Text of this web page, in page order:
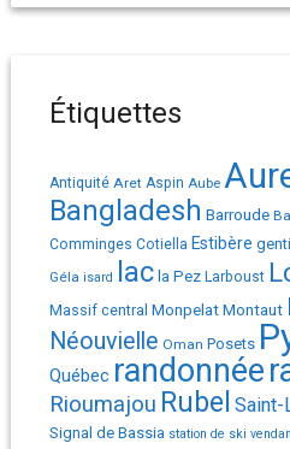
Étiquettes
Antiquité Aret Aspin Aube
Bangladesh Barroude
Comminges Cotiella Estibère
Géla isard lac la Pez Larboust
Massif central MonpelatMontaut
Néouvielle Oman Posets
Québec randonnée
Rioumajou Rubel Saint-
Signal de Bassia station de ski